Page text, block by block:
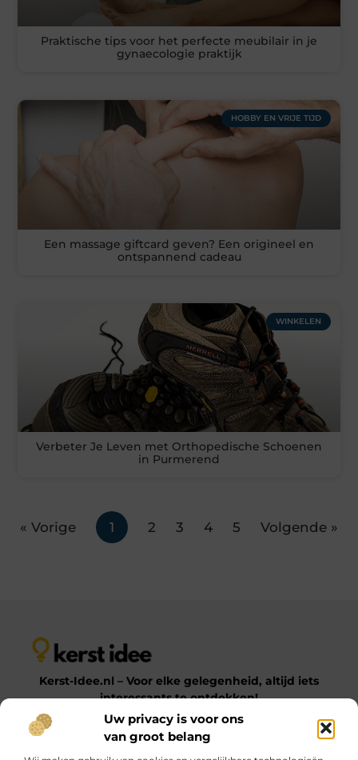
Uw privacy is voor ons
van groot belang
Praktische tips voor het perfecte meubilair in je
gynaecologie praktijk
HOBBY EN VRIJE TIJD
Een massage giftcard geven? Een origineel en
ontspannend cadeau
WINKELEN
Verbeter Je Leven met Orthopedische Schoenen
in Purmerend
« Vorige 1 2 3 4 5 Volgende »
Kerst-Idee.nl – Voor elke gelegenheid, altijd iets
interessants te ontdekken!
Op Kerst-Idee.nl vind je een gevarieerde verzameling